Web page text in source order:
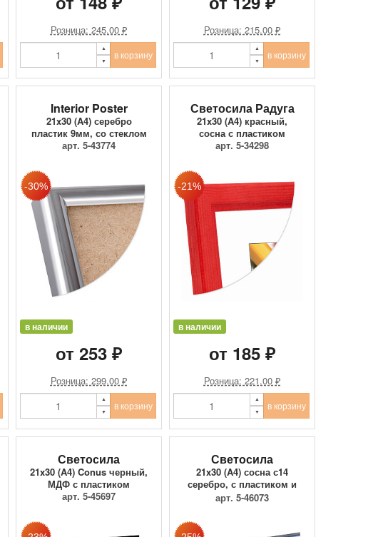
Розница: 245.00 ₽
в корзину
Розница: 215.00 ₽
в корзину
Interior Poster
21x30 (A4) серебро
пластик 9мм, со стеклом
арт. 5-43774
в наличии
от 253 ₽
Розница: 299.00 ₽
в корзину
Светосила Радуга
21x30 (A4) красный,
сосна с пластиком
арт. 5-34298
в наличии
от 185 ₽
Розница: 221.00 ₽
в корзину
Светосила
21x30 (A4) Conus черный,
МДФ с пластиком
арт. 5-45697
Светосила
21x30 (A4) сосна с14
серебро, с пластиком и
ДВП
арт. 5-46073